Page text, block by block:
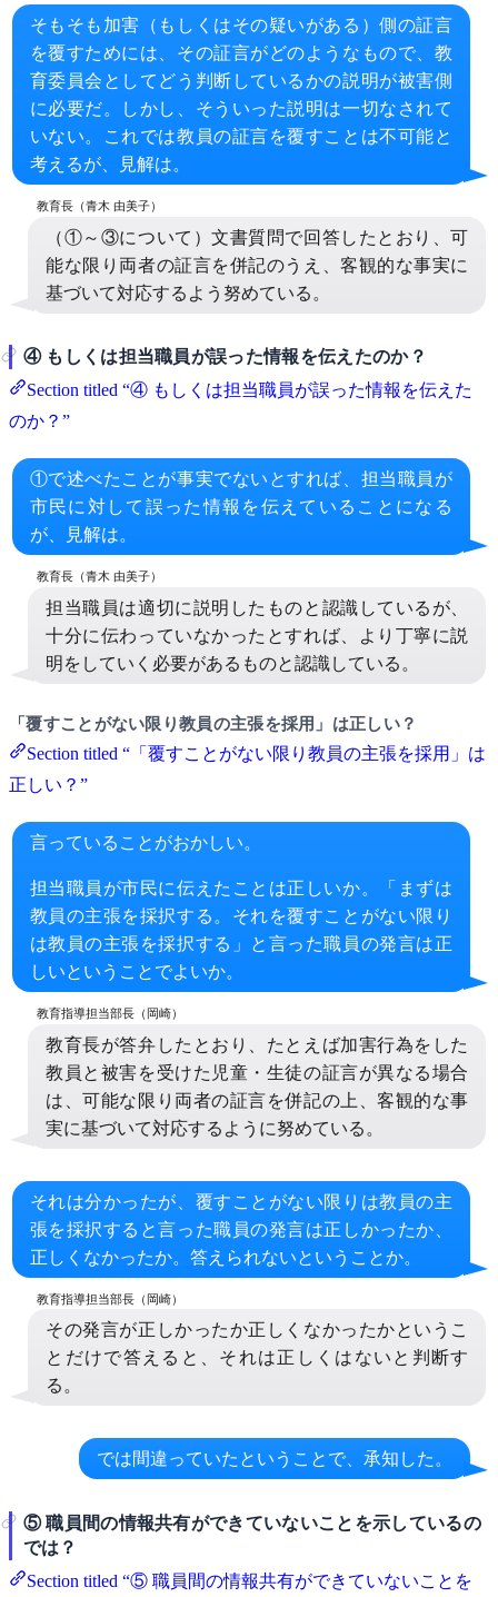
そもそも加害（もしくはその疑いがある）側の証言
を覆すためには、その証言がどのようなもので、教
育委員会としてどう判断しているかの説明が被害側
に必要だ。しかし、そういった説明は一切なされて
いない。これでは教員の証言を覆すことは不可能と
考えるが、見解は。
（①～③について）文書質問で回答したとおり、可
能な限り両者の証言を併記のうえ、客観的な事実に
基づいて対応するよう努めている。
④ もしくは担当職員が誤った情報を伝えたのか？
Section titled “④ もしくは担当職員が誤った情報を伝えた
のか？”
①で述べたことが事実でないとすれば、担当職員が
市民に対して誤った情報を伝えていることになる
が、見解は。
担当職員は適切に説明したものと認識しているが、
十分に伝わっていなかったとすれば、より丁寧に説
明をしていく必要があるものと認識している。
「覆すことがない限り教員の主張を採用」は正しい？
Section titled “「覆すことがない限り教員の主張を採用」は
正しい？”
言っていることがおかしい。
担当職員が市民に伝えたことは正しいか。「まずは
教員の主張を採択する。それを覆すことがない限り
は教員の主張を採択する」と言った職員の発言は正
しいということでよいか。
教育長が答弁したとおり、たとえば加害行為をした
教員と被害を受けた児童・生徒の証言が異なる場合
は、可能な限り両者の証言を併記の上、客観的な事
実に基づいて対応するように努めている。
それは分かったが、覆すことがない限りは教員の主
張を採択すると言った職員の発言は正しかったか、
正しくなかったか。答えられないということか。
その発言が正しかったか正しくなかったかというこ
とだけで答えると、それは正しくはないと判断す
る。
では間違っていたということで、承知した。
⑤ 職員間の情報共有ができていないことを示しているの
では？
Section titled “⑤ 職員間の情報共有ができていないことを